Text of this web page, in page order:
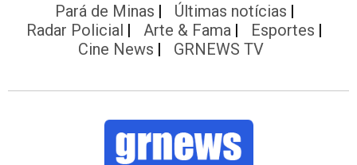
Pará de Minas
Últimas notícias
Radar Policial
Arte & Fama
Esportes
Cine News
GRNEWS TV